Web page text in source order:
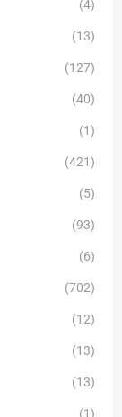
(4)
(13)
(127)
(40)
(1)
(421)
(5)
(93)
(6)
(702)
(12)
(13)
(13)
(1)